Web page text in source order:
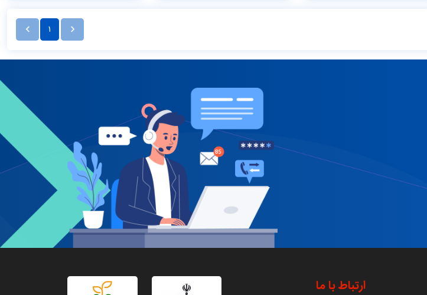
1
ارتباط با ما